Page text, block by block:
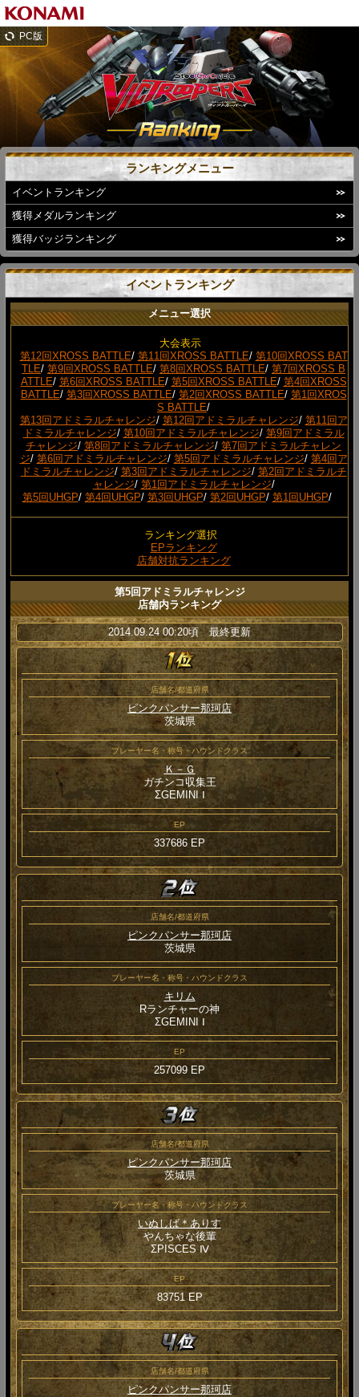
PC版
ランキングメニュー
イベントランキング
獲得メダルランキング
獲得バッジランキング
イベントランキング
メニュー選択
大会表示
第12回XROSS BATTLE/ 第11回XROSS BATTLE/ 第10回XROSS BAT
TLE/ 第9回XROSS BATTLE/ 第8回XROSS BATTLE/ 第7回XROSS B
ATTLE/ 第6回XROSS BATTLE/ 第5回XROSS BATTLE/ 第4回XROSS
BATTLE/ 第3回XROSS BATTLE/ 第2回XROSS BATTLE/ 第1回XROS
S BATTLE/
第13回アドミラルチャレンジ/ 第12回アドミラルチャレンジ/ 第11回ア
ドミラルチャレンジ/ 第10回アドミラルチャレンジ/ 第9回アドミラル
チャレンジ/ 第8回アドミラルチャレンジ/ 第7回アドミラルチャレン
ジ/ 第6回アドミラルチャレンジ/ 第5回アドミラルチャレンジ/ 第4回ア
ドミラルチャレンジ/ 第3回アドミラルチャレンジ/ 第2回アドミラルチ
ャレンジ/ 第1回アドミラルチャレンジ/
第5回UHGP/ 第4回UHGP/ 第3回UHGP/ 第2回UHGP/ 第1回UHGP/
ランキング選択
EPランキング
店舗対抗ランキング
第5回アドミラルチャレンジ
店舗内ランキング
2014.09.24 00:20頃 最終更新
店舗名/都道府県
ピンクパンサー那珂店
茨城県
プレーヤー名・称号・ハウンドクラス
Ｋ－Ｇ
ガチンコ収集王
ΣGEMINI Ⅰ
EP
337686 EP
店舗名/都道府県
ピンクパンサー那珂店
茨城県
プレーヤー名・称号・ハウンドクラス
キリム
Rランチャーの神
ΣGEMINI Ⅰ
EP
257099 EP
店舗名/都道府県
ピンクパンサー那珂店
茨城県
プレーヤー名・称号・ハウンドクラス
いぬしば＊ありす
やんちゃな後輩
ΣPISCES Ⅳ
EP
83751 EP
店舗名/都道府県
ピンクパンサー那珂店